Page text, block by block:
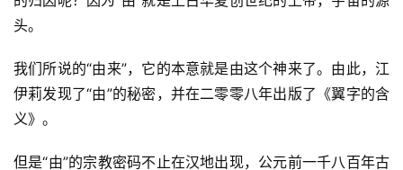
头。
我们所说的“由来”，它的本意就是由这个神来了。由此，江
伊莉发现了“由”的秘密，并在二零零八年出版了《翼字的含
义》。
但是“由”的宗教密码不止在汉地出现，公元前一千八百年古